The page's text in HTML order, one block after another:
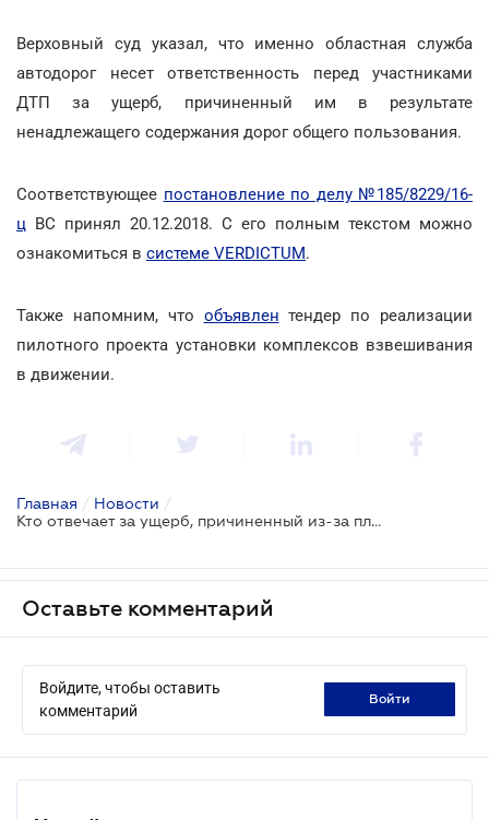
Верховный суд указал, что именно областная служба
автодорог несет ответственность перед участниками
ДТП за ущерб, причиненный им в результате
ненадлежащего содержания дорог общего пользования.
Соответствующее постановление по делу №185/8229/16-
ц ВС принял 20.12.2018. С его полным текстом можно
ознакомиться в системе VERDICTUM.
Также напомним, что объявлен тендер по реализации
пилотного проекта установки комплексов взвешивания
в движении.
Главная / Новости /
Кто отвечает за ущерб, причиненный из-за плохого состояния автодороги
Оставьте комментарий
Войдите, чтобы оставить
комментарий
войти